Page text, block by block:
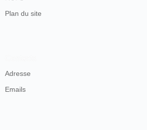
Plan du site
Adresse
Emails